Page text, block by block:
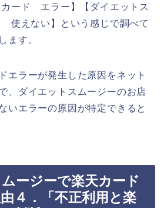
ード エラー】【ダイエットス
使えない】という感じで調べて
ます。
エラーが発生した原因をネット
、ダイエットスムージーのお店
いエラーの原因が特定できると
ージーで楽天カード
４．「不正利用と楽